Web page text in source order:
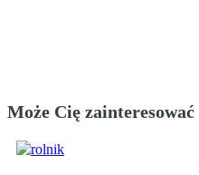
Może Cię zainteresować